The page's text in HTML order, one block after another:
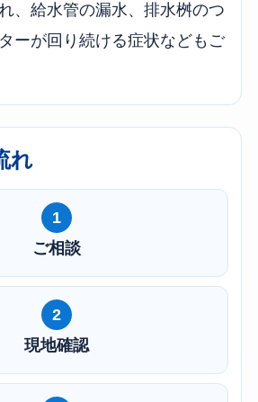
、給水管の漏水、排水桝のつ
ーが回り続ける症状などもご
れ
1
ご相談
2
現地確認